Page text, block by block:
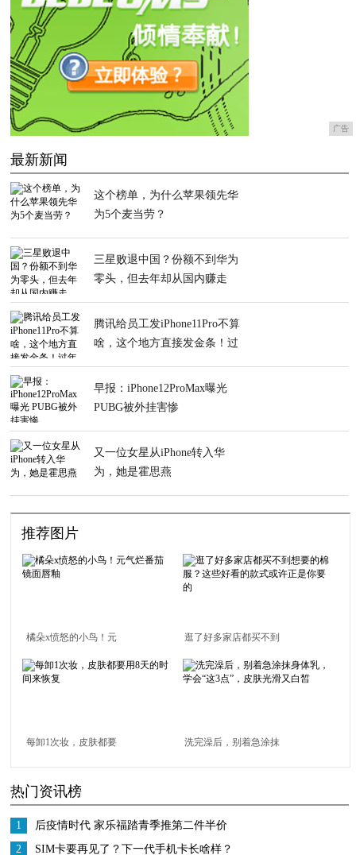
广告
最新新闻
这个榜单，为什么苹果领先华
为5个麦当劳？
三星败退中国？份额不到华为
零头，但去年却从国内赚走
腾讯给员工发iPhone11Pro不算
啥，这个地方直接发金条！过
早报：iPhone12ProMax曝光
PUBG被外挂害惨
又一位女星从iPhone转入华
为，她是霍思燕
推荐图片
橘朵x愤怒的小鸟！元
气烂番茄镜面唇釉
逛了好多家店都买不到
想要的棉服？这些好看
的款式或许正是你要的
每卸1次妆，皮肤都要 洗完澡后，别着急涂抹
热门资讯榜
1
后疫情时代 家乐福踏青季推第二件半价
迎报复性消费
2 SIM卡要再见了？下一代手机卡长啥样？